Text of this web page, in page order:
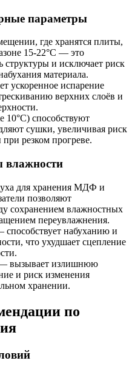
параметры
где хранятся плиты,
15-22°C — это
структуры и исключает риск
материала.
ускоренное испарение
верхних слоёв и
10°C) способствуют
сушки, увеличивая риск
резком прогреве.
влажности
для хранения МДФ и
позволяют
сохранением влажностных
переувлажнения.
набуханию и
что ухудшает сцепление
— вызывает излишнюю
и риск изменения
хранении.
по